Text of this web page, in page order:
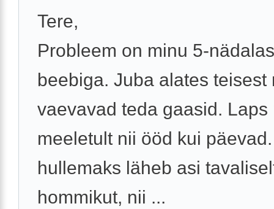
Tere,
Probleem on minu 5-
beebiga. Juba alates teisest
vaevavad teda gaasid. Laps
meeletult nii ööd kui
hullemaks läheb asi
hommikut, nii ...